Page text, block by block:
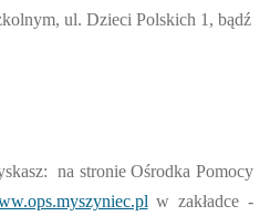
ul. Dzieci Polskich 1, bądź
na stronie Ośrodka Pomocy
w zakładce -